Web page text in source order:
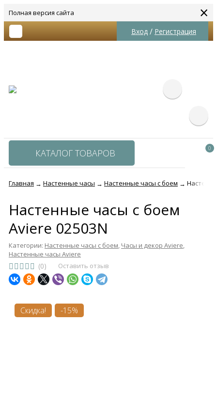
Полная версия сайта ×
Вход / Регистрация
КАТАЛОГ ТОВАРОВ 0
Главная → Настенные часы → Настенные часы с боем →
Настенные часы с боем
Aviere 02503N
Категории: Настенные часы с боем, Часы и декор Aviere,
Настенные часы Aviere
(0) Оставить отзыв
Скидка! -15%